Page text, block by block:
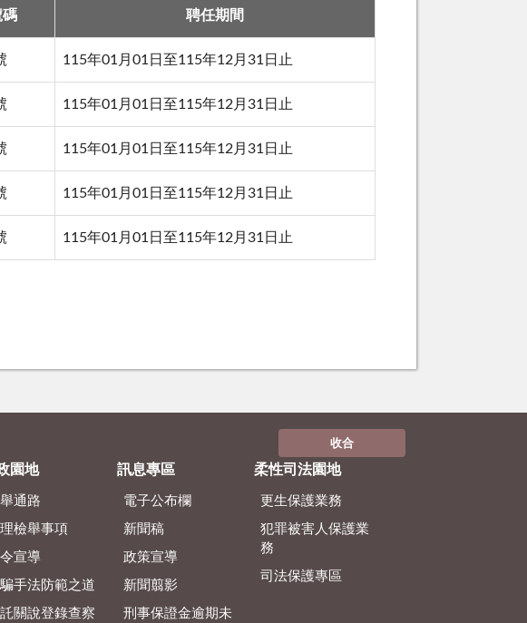
碼 聘任期間
115年01月01日至115年12月31日止
115年01月01日至115年12月31日止
115年01月01日至115年12月31日止
115年01月01日至115年12月31日止
115年01月01日至115年12月31日止
收合
園地
通路
檢舉事項
宣導
手法防範之道
關說登錄查察
訊息專區
電子公布欄
新聞稿
政策宣導
新聞翦影
刑事保證金逾期未
柔性司法園地
更生保護業務
犯罪被害人保護業
務
司法保護專區